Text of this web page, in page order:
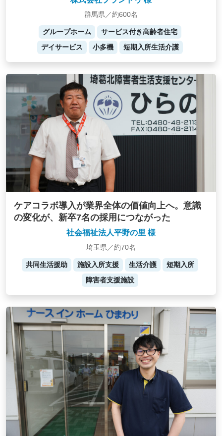
群馬県／約600名
グループホーム
サービス付き高齢者住宅
デイサービス
小多機 短期入所生活介護
ケアコラボ導入が業界全体の価値向上へ。意識
の変化が、新卒7名の採用につながった
社会福祉法人平野の里 様
埼玉県／約70名
共同生活援助 施設入所支援 生活介護
短期入所
障害者支援施設